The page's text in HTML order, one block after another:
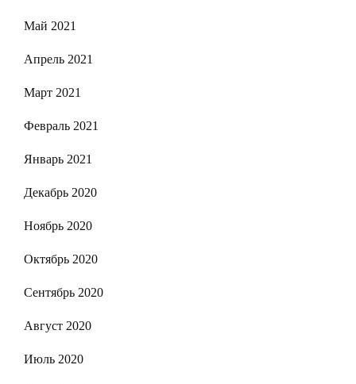
Май 2021
Апрель 2021
Март 2021
Февраль 2021
Январь 2021
Декабрь 2020
Ноябрь 2020
Октябрь 2020
Сентябрь 2020
Август 2020
Июль 2020